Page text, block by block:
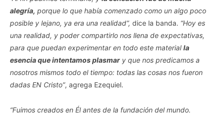
alegría, porque lo que había comenzado como un algo poco
posible y lejano, ya era una realidad”, dice la banda. “Hoy es
una realidad, y poder compartirlo nos llena de expectativas,
para que puedan experimentar en todo este materialla
esencia que intentamos plasmar y que nos predicamos a
nosotros mismos todo el tiempo: todas las cosas nos fueron
dadas EN Cristo”, agrega Ezequiel.
“Fuimos creados en Él antes de la fundación del mundo.